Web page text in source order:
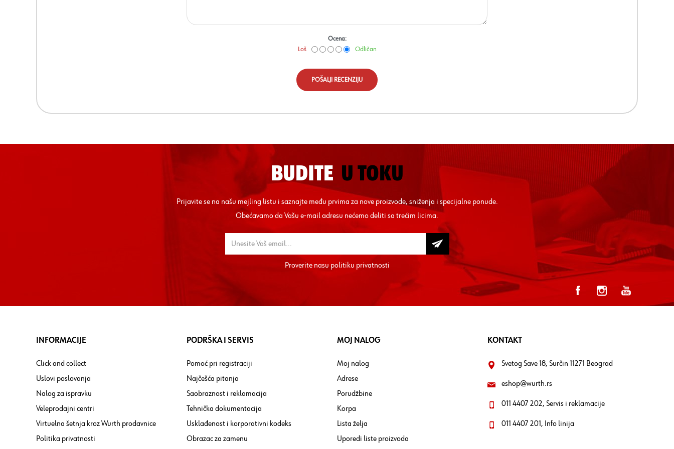
Ocena:
Loš Odličan
POŠALJI RECENZIJU
BUDITE U TOKU
Prijavite se na našu mejling listu i saznajte među prvima za nove proizvode, sniženja i specijalne ponude.
Obećavamo da Vašu e-mail adresu nećemo deliti sa trećim licima.
Proverite nasupolitiku privatnosti
INFORMACIJE
Click and collect
Uslovi poslovanja
Nalog za ispravku
Veleprodajni centri
Virtuelna šetnja kroz Wurth prodavnice
Politika privatnosti
PODRŠKA I SERVIS
Pomoć pri registraciji
Najčešća pitanja
Saobraznost i reklamacija
Tehnička dokumentacija
Usklađenost i korporativni kodeks
Obrazac za zamenu
MOJ NALOG
Moj nalog
Adrese
Porudžbine
Korpa
Lista želja
Uporedi liste proizvoda
KONTAKT
Svetog Save 18, Surčin 11271 Beograd
eshop@wurth.rs
011 4407 202, Servis i reklamacije
011 4407 201, Info linija